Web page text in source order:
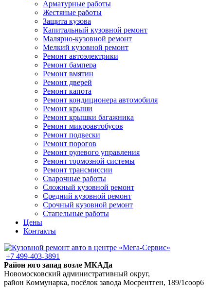
Арматурные работы
Жестяные работы
Защита кузова
Капитальный кузовной ремонт
Малярно-кузовной ремонт
Мелкий кузовной ремонт
Ремонт автоэлектрики
Ремонт бампера
Ремонт вмятин
Ремонт дверей
Ремонт капота
Ремонт кондиционера автомобиля
Ремонт крыши
Ремонт крышки багажника
Ремонт микроавтобусов
Ремонт подвески
Ремонт порогов
Ремонт рулевого управления
Ремонт тормозной системы
Ремонт трансмиссии
Сварочные работы
Сложный кузовной ремонт
Средний кузовной ремонт
Срочный кузовной ремонт
Стапельные работы
Цены
Контакты
+7 499-403-3891
Район юго запад возле МКАДа
Новомосковский административный округ,
район Коммунарка, посёлок завода Мосрентген, 189/1соор6